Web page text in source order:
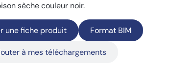
sèche couleur noir.
une fiche produit Format BIM
à mes téléchargements